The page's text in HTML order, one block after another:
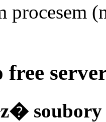
procesem
free
soubory